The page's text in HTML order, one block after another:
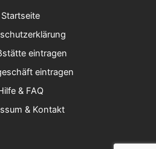
Startseite
eintragen
eintragen
& FAQ
& Kontakt